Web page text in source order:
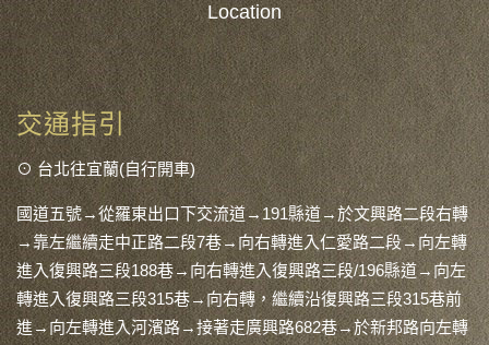
Location
交通指引
⊙ 台北往宜蘭(自行開車)
國道五號→從羅東出口下交流道→191縣道→於文興路二段右轉
→靠左繼續走中正路二段7巷→向右轉進入仁愛路二段→向左轉
進入復興路三段188巷→向右轉進入復興路三段/196縣道→向左
轉進入復興路三段315巷→向右轉，繼續沿復興路三段315巷前
進→向左轉進入河濱路→接著走廣興路682巷→於新邦路向左轉